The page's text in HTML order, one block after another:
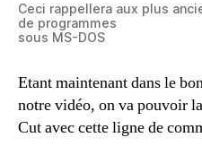
Ceci rappellera aux plus
de programmes
sous MS-DOS
Etant maintenant dans le
notre vidéo, on va pouvoir
Cut avec cette ligne de